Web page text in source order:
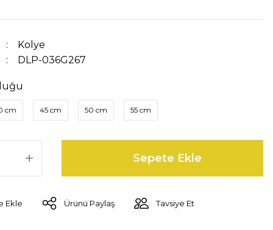
Kolye
DLP-036G267
cm 45 cm 50 cm 55 cm
Sepete Ekle
Ürünü Paylaş Tavsiye Et